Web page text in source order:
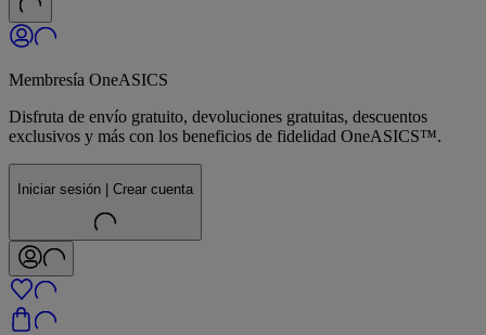
Membresía OneASICS
Disfruta de envío gratuito, devoluciones gratuitas, descuentos
exclusivos y más con los beneficios de fidelidad OneASICS™.
Iniciar sesión | Crear cuenta